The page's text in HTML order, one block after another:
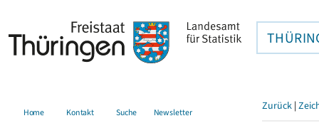
Home Kontakt Suche Newsletter Zurück |